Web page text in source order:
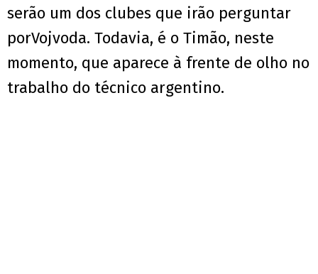
serão um dos clubes que irão perguntar
porVojvoda. Todavia, é o Timão, neste
momento, que aparece à frente de olho no
trabalho do técnico argentino.